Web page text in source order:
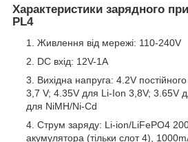
Характеристики зарядного
PL4
Живлення від мережі: 110-240V
DC вхід: 12V-1A
Вихідна напруга: 4.2V
3,7 V; 4.35V для Li-Ion 3,8V; 3.65V
для NiMH/Ni-Cd
Струм заряду: Li-ion/LiFePO4
акумулятора (тільки слот 4),